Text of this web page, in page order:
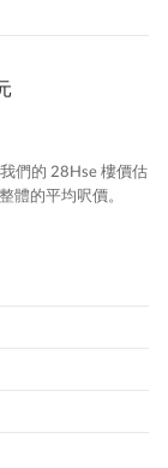
們的 28Hse 樓價估
體的平均呎價。